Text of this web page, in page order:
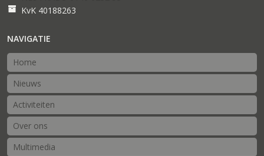
KvK 40188263
NAVIGATIE
Home
Nieuws
Activiteiten
Over ons
Multimedia